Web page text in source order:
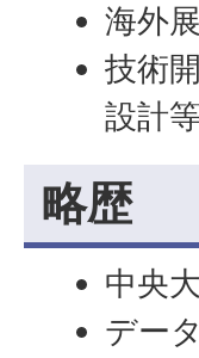
海外
技術
設計等
略歴
中央
デー